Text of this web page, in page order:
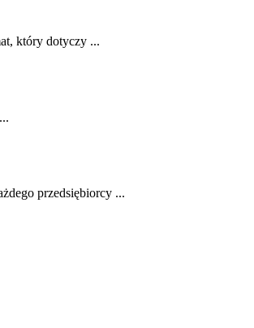
który⁤ dotyczy ...
przedsiębiorcy ...